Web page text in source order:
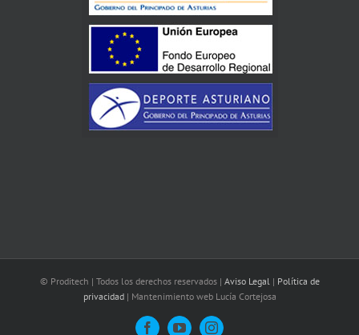
© Proditech | Todos los derechos reservados | Aviso Legal | Política de
privacidad| Mantenimiento web Lucía Cortejosa